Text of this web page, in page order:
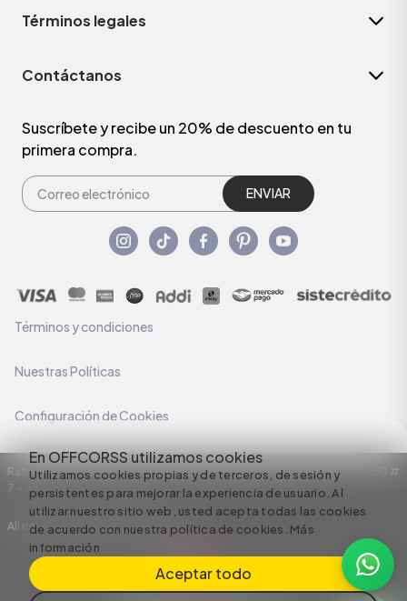
En OFFCORSS utilizamos cookies
Utilizamos cookies propias y de terceros, de sesión y
persistentes para mejorar la experiencia de usuario. Al
utilizar nuestro sitio web, usted acepta todas las cookies
de acuerdo con nuestra política de cookies. Más
información
Aceptar todo
Términos legales
Contáctanos
Suscríbete y recibe un 20% de descuento en tu
primera compra.
ENVIAR
Términos y condiciones
Nuestras Políticas
Configuración de Cookies
Razón Social: C.I HERMECO S.A. NIT: 890924167-6 Dirección: Carrera 50 #
7 – 35
All rights reserved empowered by